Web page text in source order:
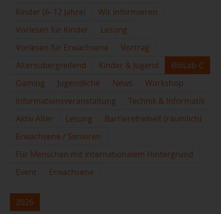
Kinder (6–12 Jahre)
Wir informieren
Vorlesen für Kinder
Lesung
Vorlesen für Erwachsene
Vortrag
Altersübergreifend
Kinder & Jugend
BibLab-C
Gaming
Jugendliche News
Workshop
Informationsveranstaltung
Technik & Informatik
Aktiv Älter
Lesung
Barrierefreiheit (räumlich)
Erwachsene / Senioren
Für Menschen mit internationalem Hintergrund
Event
Erwachsene
2026